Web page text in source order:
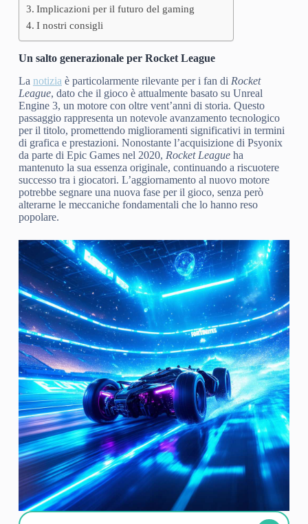
Implicazioni per il futuro del gaming
I nostri consigli
Un salto generazionale per Rocket League
La notizia è particolarmente rilevante per i fan di Rocket
League, dato che il gioco è attualmente basato su Unreal
Engine 3, un motore con oltre vent’anni di storia. Questo
passaggio rappresenta un notevole avanzamento tecnologico
per il titolo, promettendo miglioramenti significativi in termini
di grafica e prestazioni. Nonostante l’acquisizione di Psyonix
da parte di Epic Games nel 2020, Rocket Leagueha
mantenuto la sua essenza originale, continuando a riscuotere
successo tra i giocatori. L’aggiornamento al nuovo motore
potrebbe segnare una nuova fase per il gioco, senza però
alterarne le meccaniche fondamentali che lo hanno reso
popolare.